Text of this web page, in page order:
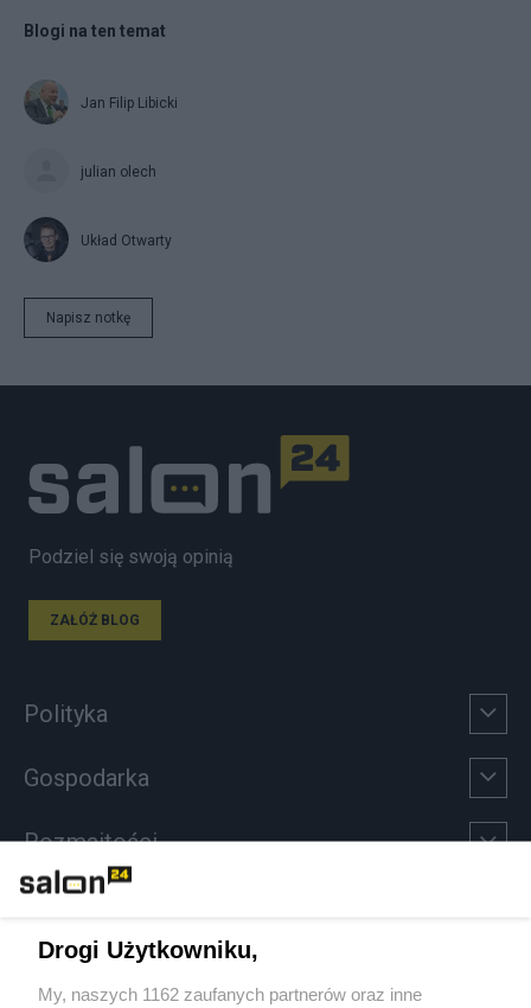
Blogi na ten temat
Jan Filip Libicki
julian olech
Układ Otwarty
Napisz notkę
Podziel się swoją opinią
ZAŁÓŻ BLOG
Polityka
Gospodarka
Rozmaitości
Sport
Drogi Użytkowniku,
My, naszych 1162 zaufanych partnerów oraz inne